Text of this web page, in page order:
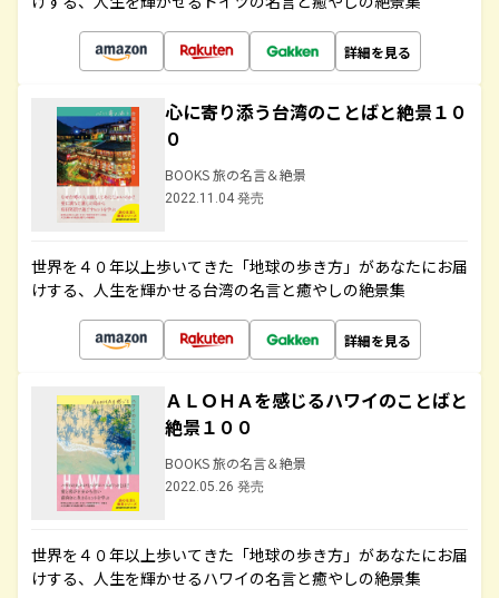
詳細を見る
心に寄り添う台湾のことばと絶景１０
０
BOOKS 旅の名言＆絶景
2022.11.04 発売
世界を４０年以上歩いてきた「地球の歩き方」があなたにお届
けする、人生を輝かせる台湾の名言と癒やしの絶景集
詳細を見る
ＡＬＯＨＡを感じるハワイのことばと
絶景１００
BOOKS 旅の名言＆絶景
2022.05.26 発売
世界を４０年以上歩いてきた「地球の歩き方」があなたにお届
けする、人生を輝かせるハワイの名言と癒やしの絶景集